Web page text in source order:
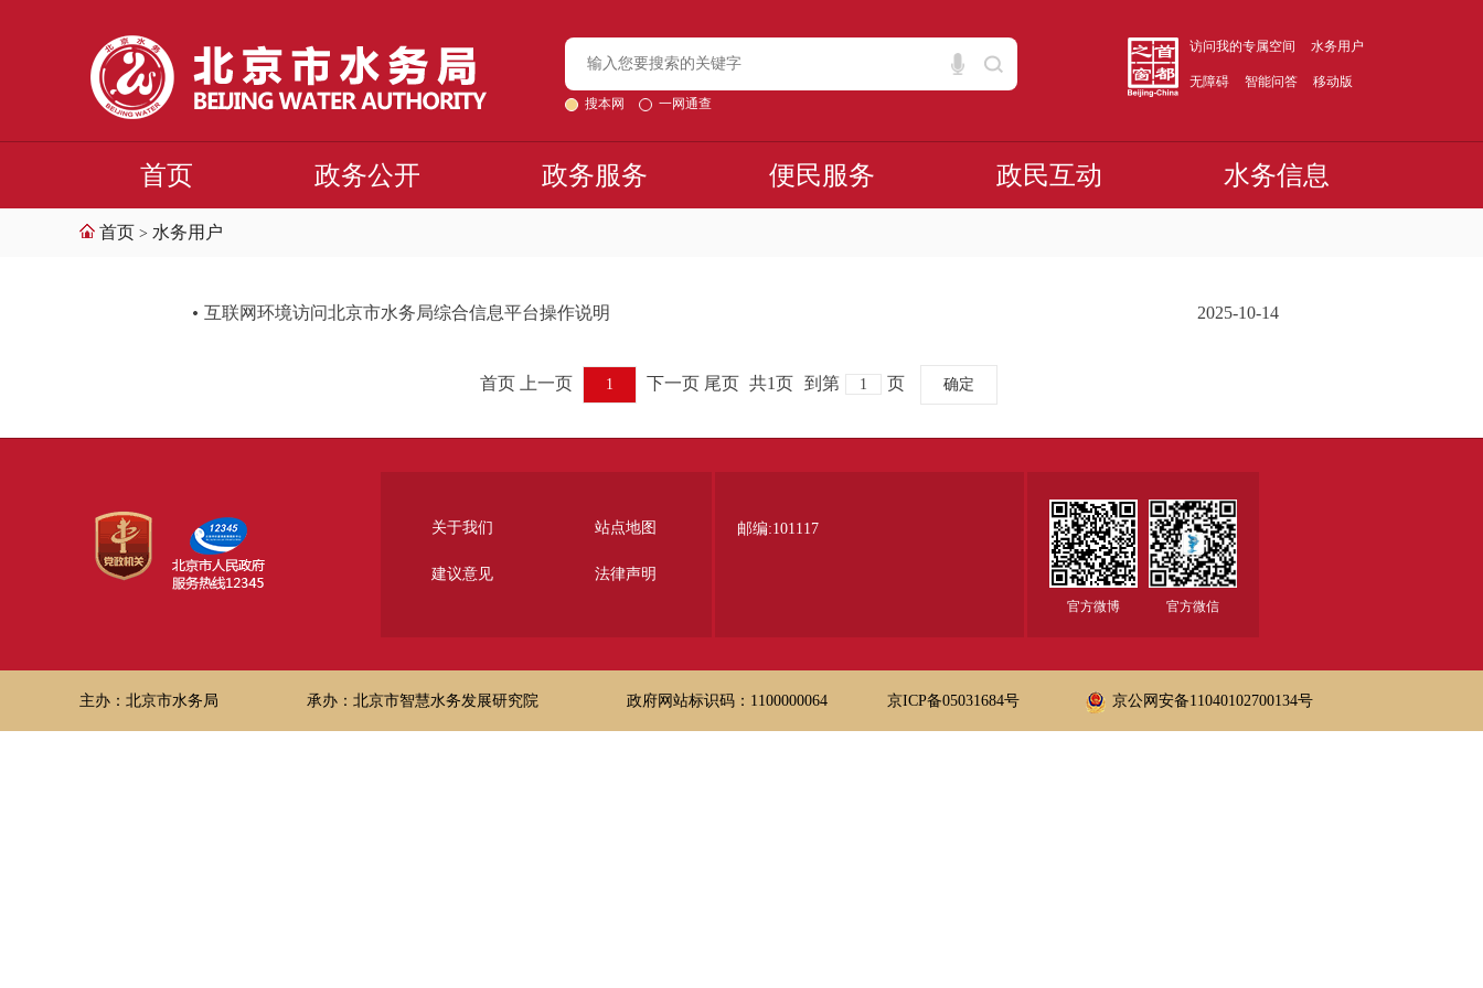
搜本网 一网通查
访问我的专属空间 水务用户
无障碍 智能问答 移动版
首页 政务公开 政务服务 便民服务 政民互动 水务信息
首页 > 水务用户
互联网环境访问北京市水务局综合信息平台操作说明 2025-10-14
首页 上一页 1 下一页 尾页 共1页 到第 页 确定
关于我们 站点地图
建议意见 法律声明
邮编:101117
官方微博 官方微信
主办：北京市水务局 承办：北京市智慧水务发展研究院 政府网站标识码：1100000064 京ICP备05031684号 京公网安备11040102700134号